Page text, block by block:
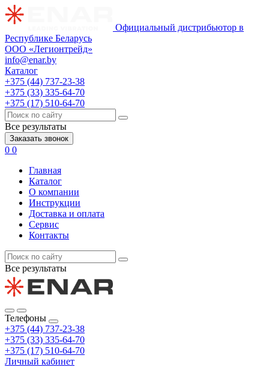
Официальный дистрибьютор в
Республике Беларусь
ООО «Легионтрейд»
info@enar.by
Каталог
+375 (44) 737-23-38
+375 (33) 335-64-70
+375 (17) 510-64-70
Все результаты
Заказать звонок
0 0
Главная
Каталог
О компании
Инструкции
Доставка и оплата
Сервис
Контакты
Все результаты
Телефоны
+375 (44) 737-23-38
+375 (33) 335-64-70
+375 (17) 510-64-70
Личный кабинет